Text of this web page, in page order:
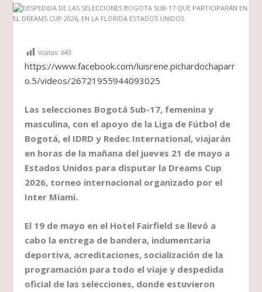
Visitas: 643
https://www.facebook.com/luisrene.pichardochaparr
o.5/videos/26721955944093025
Las selecciones Bogotá Sub-17, femenina y
masculina, con el apoyo de la Liga de Fútbol de
Bogotá, el IDRD y Redec International, viajarán
en horas de la mañana del jueves 21 de mayo a
Estados Unidos para disputar la Dreams Cup
2026, torneo internacional organizado por el
Inter Miami.
El 19 de mayo en el Hotel Fairfield se llevó a
cabo la entrega de bandera, indumentaria
deportiva, acreditaciones, socialización de la
programación para todo el viaje y despedida
oficial de las selecciones, donde estuvieron